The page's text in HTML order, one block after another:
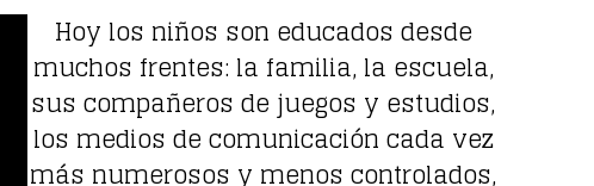
Hoy los niños son educados desde
muchos frentes: la familia, la escuela,
sus compañeros de juegos y estudios,
los medios de comunicación cada vez
más numerosos y menos controlados,